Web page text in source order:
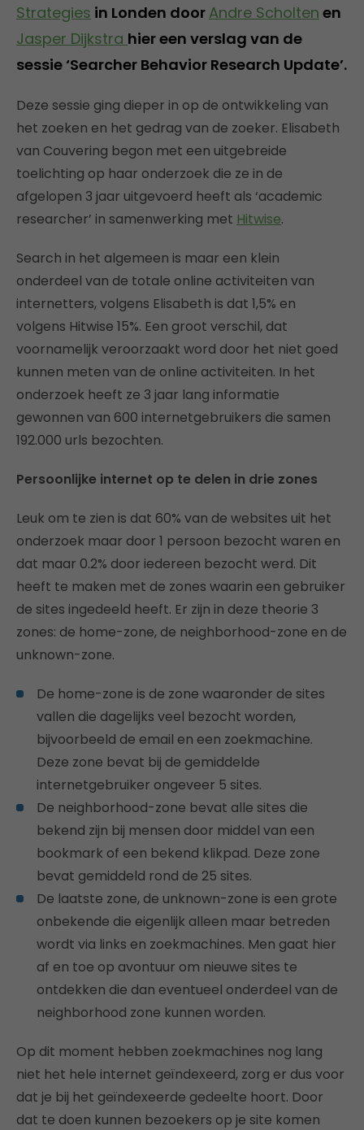
Strategies in Londen door Andre Scholten en
Jasper Dijkstra hier een verslag van de
sessie ‘Searcher Behavior Research Update’.
Deze sessie ging dieper in op de ontwikkeling van
het zoeken en het gedrag van de zoeker. Elisabeth
van Couvering begon met een uitgebreide
toelichting op haar onderzoek die ze in de
afgelopen 3 jaar uitgevoerd heeft als ‘academic
researcher’ in samenwerking met Hitwise.
Search in het algemeen is maar een klein
onderdeel van de totale online activiteiten van
internetters, volgens Elisabeth is dat 1,5% en
volgens Hitwise 15%. Een groot verschil, dat
voornamelijk veroorzaakt word door het niet goed
kunnen meten van de online activiteiten. In het
onderzoek heeft ze 3 jaar lang informatie
gewonnen van 600 internetgebruikers die samen
192.000 urls bezochten.
Persoonlijke internet op te delen in drie zones
Leuk om te zien is dat 60% van de websites uit het
onderzoek maar door 1 persoon bezocht waren en
dat maar 0.2% door iedereen bezocht werd. Dit
heeft te maken met de zones waarin een gebruiker
de sites ingedeeld heeft. Er zijn in deze theorie 3
zones: de home-zone, de neighborhood-zone en de
unknown-zone.
De home-zone is de zone waaronder de sites
vallen die dagelijks veel bezocht worden,
bijvoorbeeld de email en een zoekmachine.
Deze zone bevat bij de gemiddelde
internetgebruiker ongeveer 5 sites.
De neighborhood-zone bevat alle sites die
bekend zijn bij mensen door middel van een
bookmark of een bekend klikpad. Deze zone
bevat gemiddeld rond de 25 sites.
De laatste zone, de unknown-zone is een grote
onbekende die eigenlijk alleen maar betreden
wordt via links en zoekmachines. Men gaat hier
af en toe op avontuur om nieuwe sites te
ontdekken die dan eventueel onderdeel van de
neighborhood zone kunnen worden.
Op dit moment hebben zoekmachines nog lang
niet het hele internet geïndexeerd, zorg er dus voor
dat je bij het geïndexeerde gedeelte hoort. Door
dat te doen kunnen bezoekers op je site komen